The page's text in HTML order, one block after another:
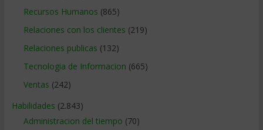
Recursos Humanos (865)
Relaciones con los clientes (219)
Relaciones publicas (132)
Tecnologia de Informacion (665)
Ventas (242)
Habilidades (2.843)
Administracion del tiempo (70)